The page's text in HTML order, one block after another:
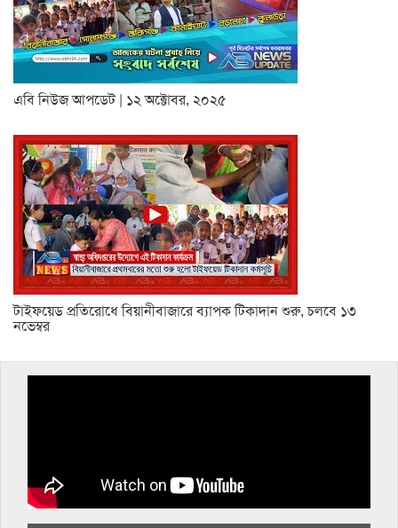
এবি নিউজ আপডেট | ১২ অক্টোবর, ২০২৫
টাইফয়েড প্রতিরোধে বিয়ানীবাজারে ব্যাপক টিকাদান শুরু, চলবে ১৩
নভেম্বর